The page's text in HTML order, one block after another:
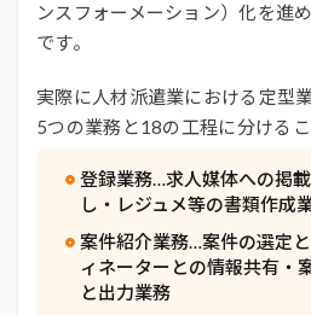
ンスフォーメーション）化を進
です。
実際に人材派遣業における定型
5つの業務と18の工程に分けるこ
登録業務…求人媒体への掲
し・レジュメ等の書類作成
案件紹介業務…案件の選定
ィネーターとの情報共有・
と出力業務